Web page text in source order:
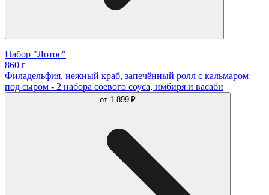
Набор "Лотос"
860 г
Филадельфия, нежный краб, запечённый ролл с кальмаром
под сыром - 2 набора соевого соуса, имбиря и васаби
от 1 899 ₽